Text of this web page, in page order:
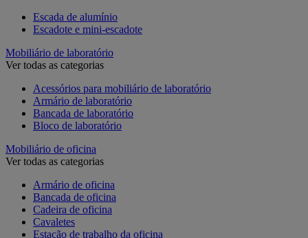
Escada de alumínio
Escadote e mini-escadote
Mobiliário de laboratório
Ver todas as categorias
Acessórios para mobiliário de laboratório
Armário de laboratório
Bancada de laboratório
Bloco de laboratório
Mobiliário de oficina
Ver todas as categorias
Armário de oficina
Bancada de oficina
Cadeira de oficina
Cavaletes
Estação de trabalho da oficina